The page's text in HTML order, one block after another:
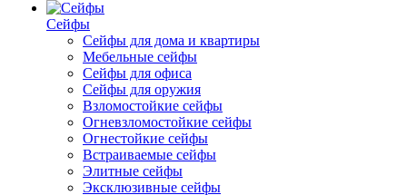
Сейфы
Сейфы для дома и квартиры
Мебельные сейфы
Сейфы для офиса
Сейфы для оружия
Взломостойкие сейфы
Огневзломостойкие сейфы
Огнестойкие сейфы
Встраиваемые сейфы
Элитные сейфы
Эксклюзивные сейфы